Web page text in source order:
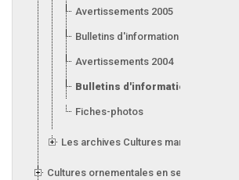
Avertissements 2005
Bulletins d'information 2005
Avertissements 2004
Bulletins d'information 2004
Fiches-photos
Les archives Cultures maraîchères et
Cultures ornementales en serre